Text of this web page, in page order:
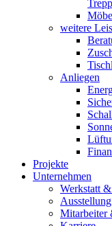
weitere
Anliegen
Projekte
Unternehmen
Werkstatt
Mitarbeiter